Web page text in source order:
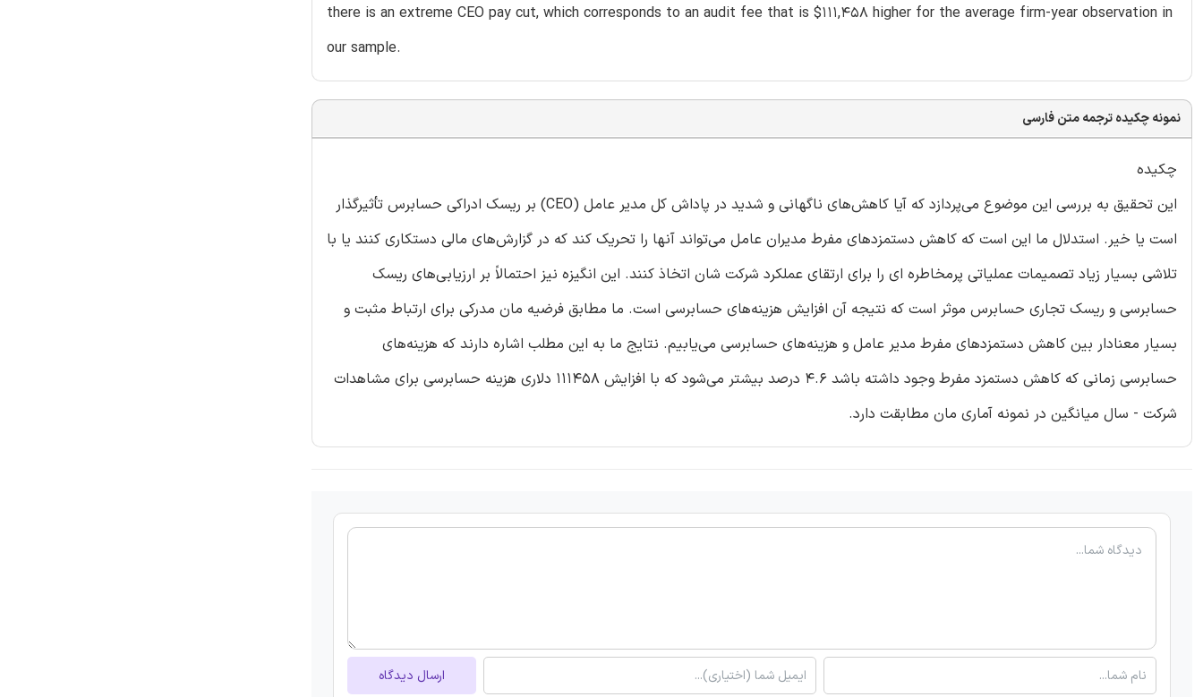
there is an extreme CEO pay cut, which corresponds to an audit fee that is $111,458 higher for the average firm-year observation in
our sample.
نمونه چکیده ترجمه متن فارسی
چکیده
این تحقیق به بررسی این موضوع می‌پردازد که آیا کاهش‌های ناگهانی و شدید در پاداش کل مدیر عامل (CEO) بر ریسک ادراکی حسابرس تأثیرگذار
است یا خیر. استدلال ما این است که کاهش دستمزدهای مفرط مدیران عامل می‌تواند آنها را تحریک کند که در گزارش‌های مالی دستکاری کنند یا با
تلاشی بسیار زیاد تصمیمات عملیاتی پرمخاطره ای را برای ارتقای عملکرد شرکت شان اتخاذ کنند. این انگیزه نیز احتمالاً بر ارزیابی‌های ریسک
حسابرسی و ریسک تجاری حسابرس موثر است که نتیجه آن افزایش هزینه‌های حسابرسی است. ما مطابق فرضیه مان مدرکی برای ارتباط مثبت و
بسیار معنادار بین کاهش دستمزدهای مفرط مدیر عامل و هزینه‌های حسابرسی می‌یابیم. نتایج ما به این مطلب اشاره دارند که هزینه‌های
حسابرسی زمانی که کاهش دستمزد مفرط وجود داشته باشد 4.6 درصد بیشتر می‌شود که با افزایش 111458 دلاری هزینه حسابرسی برای مشاهدات
شرکت - سال میانگین در نمونه آماری مان مطابقت دارد.
ارسال دیدگاه